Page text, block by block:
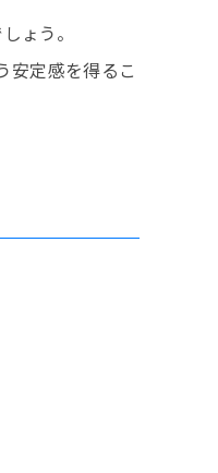
ょう。
安定感を得るこ